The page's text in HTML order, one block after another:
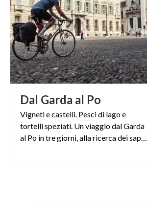
Dal Garda al Po
Vigneti e castelli. Pesci di lago e
tortelli speziati. Un viaggio dal Garda
al Po in tre giorni, alla ricerca dei sapori della tradizione